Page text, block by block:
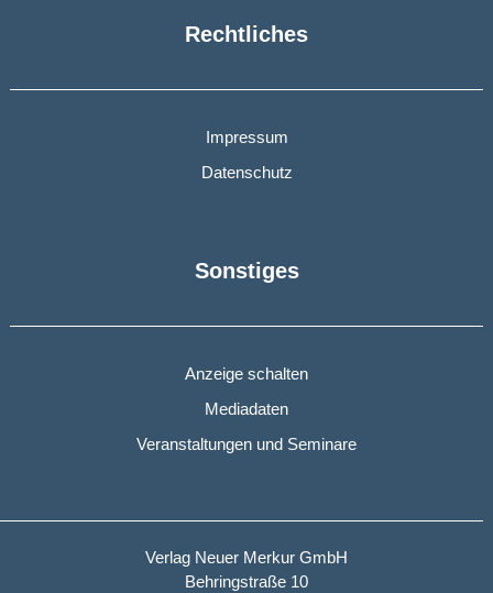
Rechtliches
Impressum
Datenschutz
Sonstiges
Anzeige schalten
Mediadaten
Veranstaltungen und Seminare
Verlag Neuer Merkur GmbH
Behringstraße 10